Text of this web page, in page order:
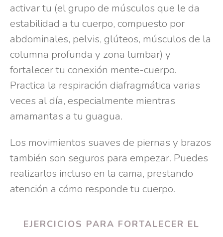
activar tu (el grupo de músculos que le da
estabilidad a tu cuerpo, compuesto por
abdominales, pelvis, glúteos, músculos de la
columna profunda y zona lumbar) y
fortalecer tu conexión mente-cuerpo.
Practica la respiración diafragmática varias
veces al día, especialmente mientras
amamantas a tu guagua.
Los movimientos suaves de piernas y brazos
también son seguros para empezar. Puedes
realizarlos incluso en la cama, prestando
atención a cómo responde tu cuerpo.
EJERCICIOS PARA FORTALECER EL